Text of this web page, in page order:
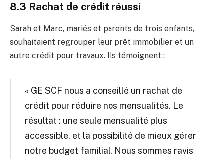
8.3 Rachat de crédit réussi
Sarah et Marc, mariés et parents de trois enfants,
souhaitaient regrouper leur prêt immobilier et un
autre crédit pour travaux. Ils témoignent :
« GE SCF nous a conseillé un rachat de
crédit pour réduire nos mensualités. Le
résultat : une seule mensualité plus
accessible, et la possibilité de mieux gérer
notre budget familial. Nous sommes ravis